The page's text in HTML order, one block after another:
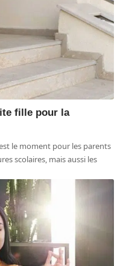
fille pour la
le moment pour les parents
scolaires, mais aussi les